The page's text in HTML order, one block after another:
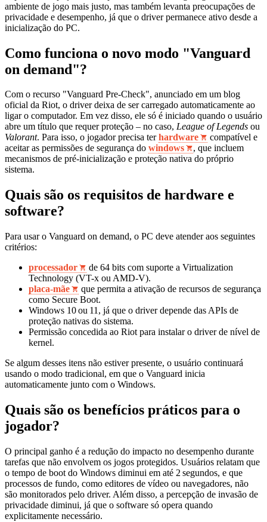
ambiente de jogo mais justo, mas também levanta preocupações de
privacidade e desempenho, já que o driver permanece ativo desde a
inicialização do PC.
Como funciona o novo modo "Vanguard
on demand"?
Com o recurso "Vanguard Pre-Check", anunciado em um blog
oficial da Riot, o driver deixa de ser carregado automaticamente ao
ligar o computador. Em vez disso, ele só é iniciado quando o usuário
abre um título que requer proteção – no caso, League of Legends ou
Valorant. Para isso, o jogador precisa terhardware
compatível e
aceitar as permissões de segurança do windows
, que incluem
mecanismos de pré-inicialização e proteção nativa do próprio
sistema.
Quais são os requisitos de hardware e
software?
Para usar o Vanguard on demand, o PC deve atender aos seguintes
critérios:
processador
de 64 bits com suporte a Virtualization
Technology (VT-x ou AMD-V).
placa‑mãe
que permita a ativação de recursos de segurança
como Secure Boot.
Windows 10 ou 11, já que o driver depende das APIs de
proteção nativas do sistema.
Permissão concedida ao Riot para instalar o driver de nível de
kernel.
Se algum desses itens não estiver presente, o usuário continuará
usando o modo tradicional, em que o Vanguard inicia
automaticamente junto com o Windows.
Quais são os benefícios práticos para o
jogador?
O principal ganho é a redução do impacto no desempenho durante
tarefas que não envolvem os jogos protegidos. Usuários relatam que
o tempo de boot do Windows diminui em até 2 segundos, e que
processos de fundo, como editores de vídeo ou navegadores, não
são monitorados pelo driver. Além disso, a percepção de invasão de
privacidade diminui, já que o software só opera quando
explicitamente necessário.